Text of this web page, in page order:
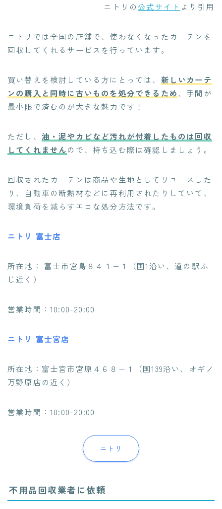
ニトリの公式サイト より引用
ニトリでは全国の店舗で、使わなくなったカーテンを
回収してくれるサービスを行っています。
買い替えを検討している方にとっては、 新しいカーテ
ンの購入と同時に古いものを処分できるため、手間が
最小限で済むのが大きな魅力です！
ただし、 油・泥やカビなど汚れが付着したものは回収
してくれませんので、持ち込む際は確認しましょう。
回収されたカーテンは商品や生地としてリユースした
り、自動車の断熱材などに再利用されたりしていて、
環境負荷を減らすエコな処分方法です。
ニトリ 富士店
所在地： 富士市宮島８４１−１（国1沿い、道の駅ふ
じ近く）
営業時間：10:00-20:00
ニトリ 富士宮店
所在地：富士宮市宮原４６８−１（国139沿い、オギノ
万野原店の近く）
営業時間：10:00-20:00
ニトリ
不用品回収業者に依頼